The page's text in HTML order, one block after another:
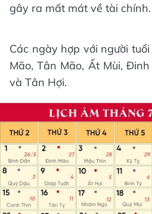
gây ra mất mát về tài chính.
Các ngày hợp với người
Mão, Tân Mão, Ất Mùi,
và Tân Hợi.